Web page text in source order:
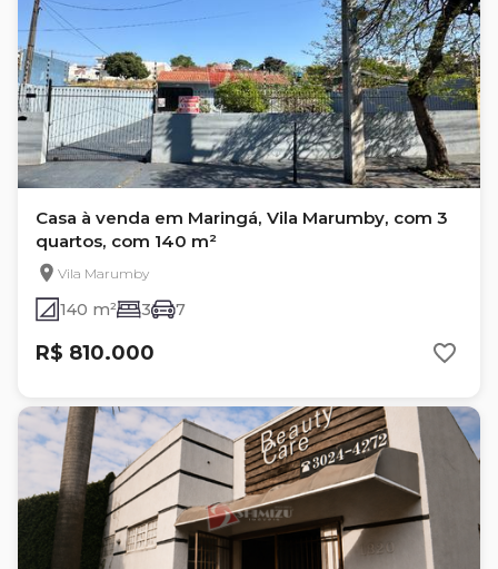
Casa à venda em Maringá, Vila Marumby, com 3
quartos, com 140 m²
Vila Marumby
140 m² 3 7
R$ 810.000